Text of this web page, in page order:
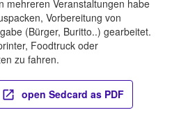
mehreren Veranstaltungen habe
Vorbereitung von
(Bürger, Buritto..) gearbeitet.
Foodtruck oder
zu fahren.
open Sedcard as PDF